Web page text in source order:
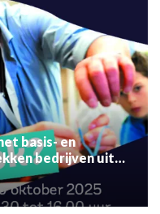
basis- en
bedrijven uit